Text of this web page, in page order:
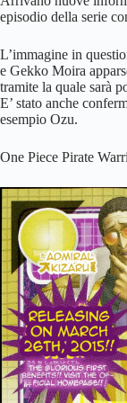
episodio della serie
L’immagine in
e Gekko Moira
tramite la quale sarà
E’ stato anche
esempio Ozu.
One Piece Pirate